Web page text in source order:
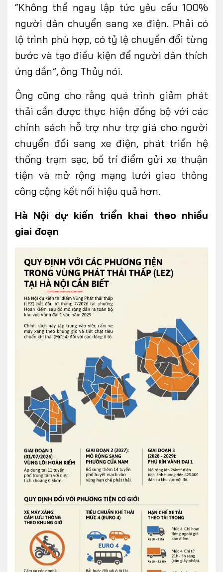
“Không thể ngay lập tức yêu cầu 100%
người dân chuyển sang xe điện. Phải có
lộ trình phù hợp, có tỷ lệ chuyển đổi từng
bước và tạo điều kiện để người dân thích
ứng dần”, ông Thủy nói.
Ông cũng cho rằng quá trình giảm phát
thải cần được thực hiện đồng bộ với các
chính sách hỗ trợ như trợ giá cho người
chuyển đổi sang xe điện, phát triển hệ
thống trạm sạc, bố trí điểm gửi xe thuận
tiện và mở rộng mạng lưới giao thông
công cộng kết nối hiệu quả hơn.
Hà Nội dự kiến triển khai theo nhiều
giai đoạn